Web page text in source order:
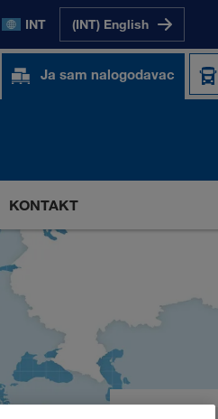
INT (INT) English
Ja sam nalogodavac
KONTAKT